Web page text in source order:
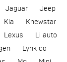
Jaguar
Jeep
Kia
Knewstar
Lexus
Li auto
Lynk co